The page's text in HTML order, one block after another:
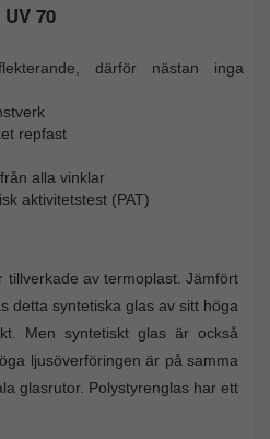
70
därför nästan inga
repfast
alla vinklar
aktivitetstest (PAT)
tillverkade av termoplast. Jämfört
detta syntetiska glas av sitt höga
Men syntetiskt glas är också
ljusöverföringen är på samma
glasrutor. Polystyrenglas har ett